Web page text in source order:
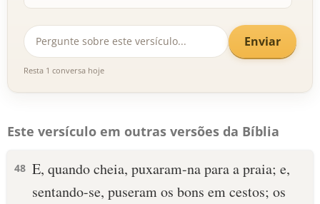
Enviar
Resta 1 conversa hoje
Este versículo em outras versões da Bíblia
48 E, quando cheia, puxaram-na para a praia; e,
sentando-se, puseram os bons em cestos; os